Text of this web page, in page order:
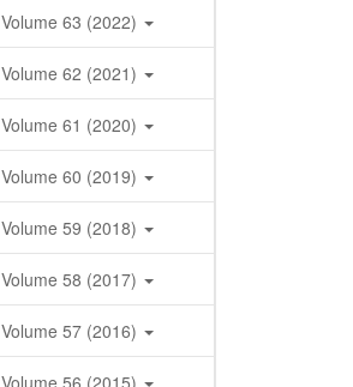
Volume 63 (2022)
Volume 62 (2021)
Volume 61 (2020)
Volume 60 (2019)
Volume 59 (2018)
Volume 58 (2017)
Volume 57 (2016)
Volume 56 (2015)